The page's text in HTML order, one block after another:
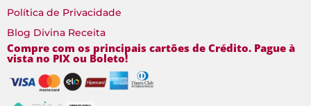
Política de Privacidade
Blog Divina Receita
Compre com os principais cartões de Crédito. Pague à
vista no PIX ou Boleto!